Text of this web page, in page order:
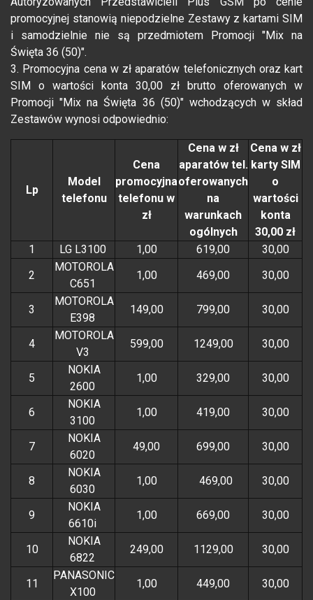
promocyjnej stanowią niepodzielne Zestawy z kartami SIM
i samodzielnie nie są przedmiotem Promocji "Mix na
Święta 36 (50)".
3. Promocyjna cena w zł aparatów telefonicznych oraz kart
SIM o wartości konta 30,00 zł brutto oferowanych w
Promocji "Mix na Święta 36 (50)" wchodzących w skład
Zestawów wynosi odpowiednio:
Lp
Model
telefonu
Cena
promocyjna
telefonu w
zł
Cena w zł
aparatów tel.
oferowanych
na
warunkach
ogólnych
Cena w zł
karty SIM
o
wartości
konta
30,00 zł
1
LG L3100 1,00 619,00
30,00
2
MOTOROLA
C651
1,00 469,00 30,00
3
MOTOROLA
E398
149,00 799,00 30,00
4
MOTOROLA
V3
599,00 1249,00 30,00
5
NOKIA
2600
1,00 329,00 30,00
6
NOKIA
3100
1,00 419,00 30,00
7
NOKIA
6020
49,00 699,00 30,00
8
NOKIA
6030
1,00 469,00 30,00
9
NOKIA
6610i
1,00 669,00 30,00
10
NOKIA
6822
249,00 1129,00 30,00
11
PANASONIC
X100
1,00 449,00 30,00